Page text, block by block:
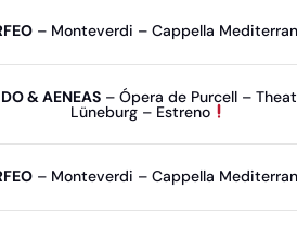
– Monteverdi – Cappella
& AENEAS – Ópera de Purcell –
Lüneburg – Estreno
– Monteverdi – Cappella